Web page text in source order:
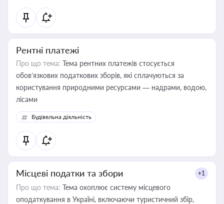
Рентні платежі
Про що тема: Тема рентних платежів стосується
обов’язкових податкових зборів, які сплачуються за
користування природними ресурсами — надрами, водою,
лісами
Будівельна діяльність
Місцеві податки та збори +1
Про що тема: Тема охоплює систему місцевого
оподаткування в Україні, включаючи туристичний збір,